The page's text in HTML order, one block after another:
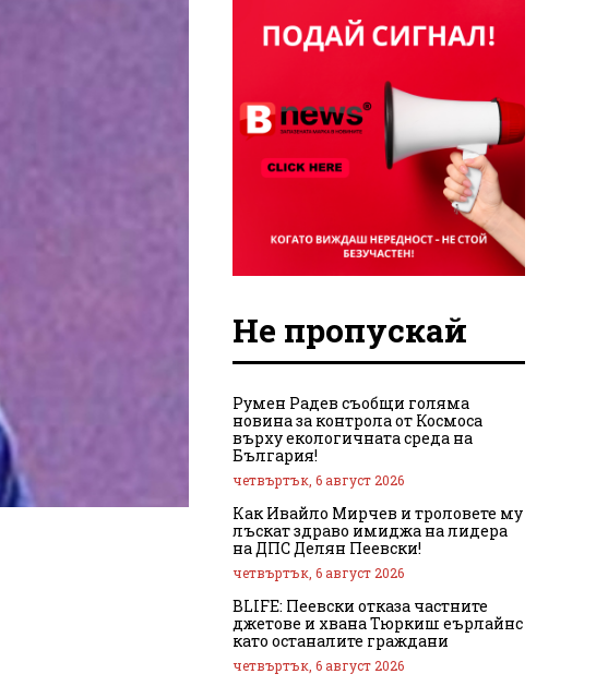
Не пропускай
Румен Радев съобщи голяма
новина за контрола от Космоса
върху екологичната среда на
България!
четвъртък, 6 август 2026
Как Ивайло Мирчев и троловете му
лъскат здраво имиджа на лидера
на ДПС Делян Пеевски!
четвъртък, 6 август 2026
BLIFE: Пеевски отказа частните
джетове и хвана Тюркиш еърлайнс
като останалите граждани
четвъртък, 6 август 2026